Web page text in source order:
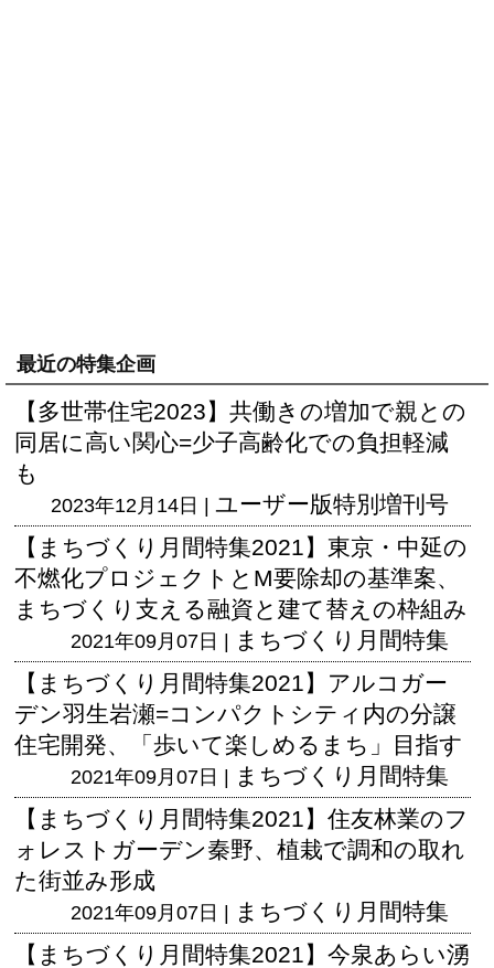
最近の特集企画
【多世帯住宅2023】共働きの増加で親との
同居に高い関心=少子高齢化での負担軽減
も
2023年12月14日 | ユーザー版特別増刊号
【まちづくり月間特集2021】東京・中延の
不燃化プロジェクトとM要除却の基準案、
まちづくり支える融資と建て替えの枠組み
2021年09月07日 | まちづくり月間特集
【まちづくり月間特集2021】アルコガー
デン羽生岩瀬=コンパクトシティ内の分譲
住宅開発、「歩いて楽しめるまち」目指す
2021年09月07日 | まちづくり月間特集
【まちづくり月間特集2021】住友林業のフ
ォレストガーデン秦野、植栽で調和の取れ
た街並み形成
2021年09月07日 | まちづくり月間特集
【まちづくり月間特集2021】今泉あらい湧